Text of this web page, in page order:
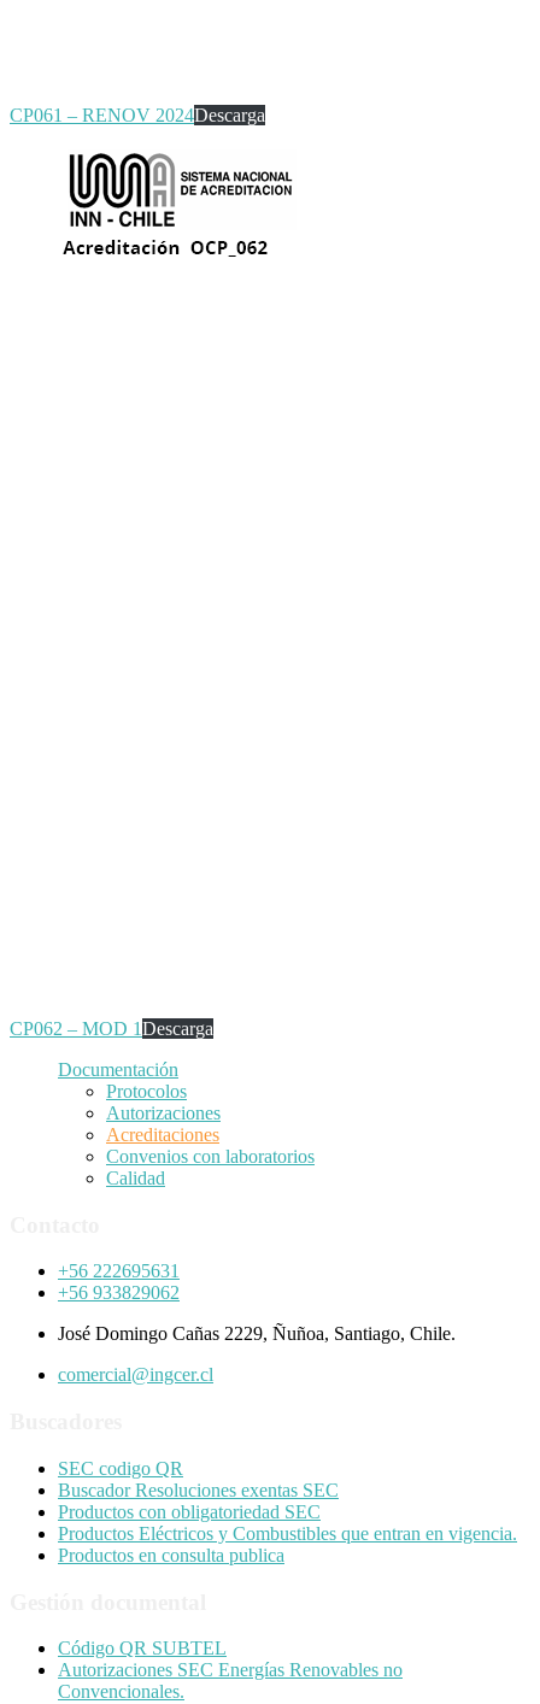
CP061 – RENOV 2024Descarga
CP062 – MOD 1Descarga
Documentación
Protocolos
Autorizaciones
Acreditaciones
Convenios con laboratorios
Calidad
+56 222695631
+56 933829062
José Domingo Cañas 2229, Ñuñoa, Santiago, Chile.
comercial@ingcer.cl
SEC codigo QR
Buscador Resoluciones exentas SEC
Productos con obligatoriedad SEC
Productos Eléctricos y Combustibles que entran en vigencia.
Productos en consulta publica
Código QR SUBTEL
Autorizaciones SEC Energías Renovables no
Convencionales.